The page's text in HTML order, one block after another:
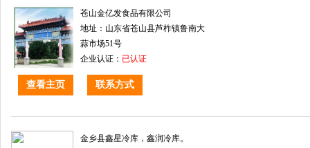
苍山金亿发食品有限公司
地址：山东省苍山县芦柞镇鲁南大
蒜市场51号
企业认证： 已认证
查看主页 联系方式
金乡县鑫星冷库，鑫润冷库。